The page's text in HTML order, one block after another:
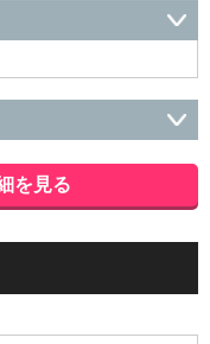
売・流通・外食・食
ント・ゲーム関連
美
ブ・デザイン・映像・
技術職
医療・福祉・
を見る